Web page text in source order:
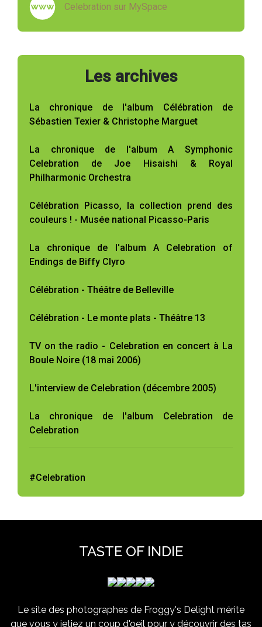
Celebration sur MySpace
Les archives
La chronique de l'album Célébration de
Sébastien Texier & Christophe Marguet
La chronique de l'album A Symphonic
Celebration de Joe Hisaishi & Royal
Philharmonic Orchestra
Célébration Picasso, la collection prend des
couleurs ! - Musée national Picasso-Paris
La chronique de l'album A Celebration of
Endings de Biffy Clyro
Célébration - Théâtre de Belleville
Célébration - Le monte plats - Théâtre 13
TV on the radio - Celebration en concert à La
Boule Noire (18 mai 2006)
L'interview de Celebration (décembre 2005)
La chronique de l'album Celebration de
Celebration
#Celebration
TASTE OF INDIE
Le site des photographes de Froggy's Delight mérite
que vous y jetiez un coup d'oeil pour y découvrir des tas